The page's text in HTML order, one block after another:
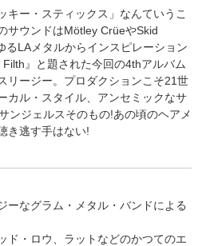
ー・スティックス」なんていうこ
サウンドはMötley CrüeやSkid
るLAメタルからインスピレーション
』と題された今回の4thアルバム
リージー。プロダクションこそ21世
カル・スタイル、アンセミックなサ
ンジェルスそのもの!あの頃のヘアメ
き逃す手はない!
ーなグラム・メタル・バンドによる
ド・ロウ、ラットなどのかつてのエ